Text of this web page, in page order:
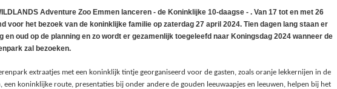
Adventure Zoo Emmen lanceren - de Koninklijke 10-daagse - . Van 17 tot en met 26
voor het bezoek van de koninklijke familie op zaterdag 27 april 2024. Tien dagen lang staan er
oud op de planning en zo wordt er gezamenlijk toegeleefd naar Koningsdag 2024 wanneer de
zal bezoeken.
extraatjes met een koninklijk tintje georganiseerd voor de gasten, zoals oranje lekkernijen in de
een koninklijke route, presentaties bij onder andere de gouden leeuwaapjes en leeuwen, helpen bij het